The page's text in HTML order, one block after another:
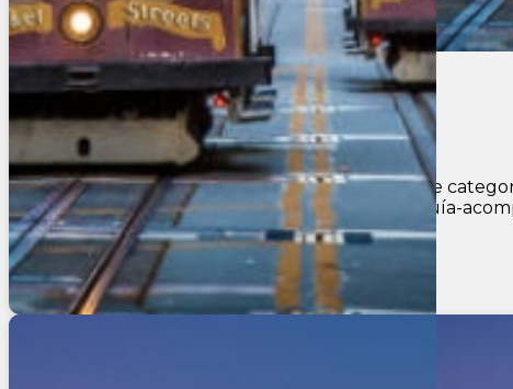
Oeste Magico 20267Dias6Noches
INCLUYE: 6 noches de hospedaje en hoteles de
dependiendo del número de participantes; Guía-
U$S 1.929
Ver más